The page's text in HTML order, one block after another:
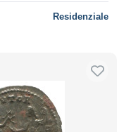
Residenziale